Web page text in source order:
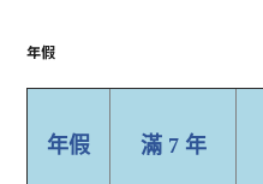
年假
年假 滿 7 年